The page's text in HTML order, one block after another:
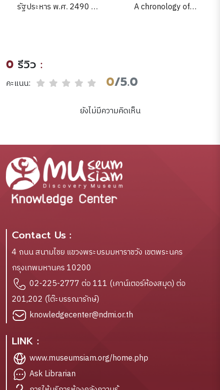
รัฐประหาร พ.ศ. 2490 /สุ
A chronology of
0 รีวิว :
คะแนน: 0/5.0
ยังไม่มีความคิดเห็น
Contact Us :
4 ถนน สนามไชย แขวงพระบรมมหาราชวัง เขตพระนคร
กรุงเทพมหานคร 10200
02-225-2777 ต่อ 111 (เคาน์เตอร์ห้องสมุด) ต่อ
201,202 (โต๊ะบรรณารักษ์)
knowledgecenter@ndmi.or.th
LINK :
www.museumsiam.org/home.php
Ask Librarian